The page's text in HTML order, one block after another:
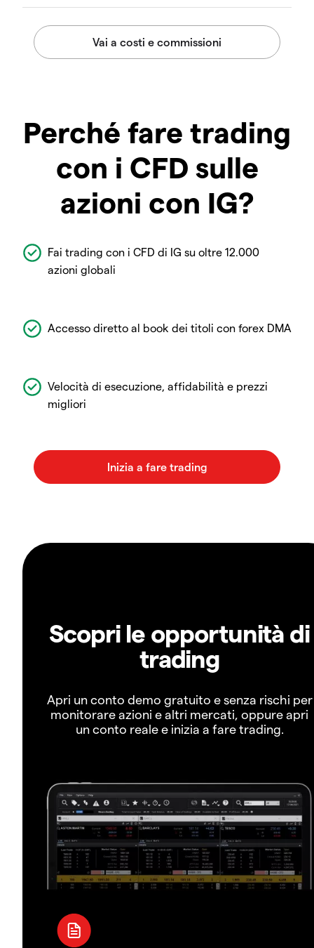
Perché fare trading
con i CFD sulle
azioni con IG?
Fai trading con i CFD di IG su oltre 12.000
azioni globali
Accesso diretto al book dei titoli con forex DMA
Velocità di esecuzione, affidabilità e prezzi
migliori
Scopri le opportunità di
trading
Apri un conto demo gratuito e senza rischi per
monitorare azioni e altri mercati, oppure apri
un conto reale e inizia a fare trading.